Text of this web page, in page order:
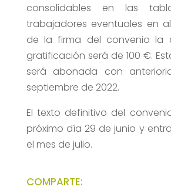
consolidables en las
trabajadores eventuales en
de la firma del convenio la
gratificación será de 100 €.
será abonada con
septiembre de 2022.
El texto definitivo del
próximo día 29 de junio y
el mes de julio.
COMPARTE: